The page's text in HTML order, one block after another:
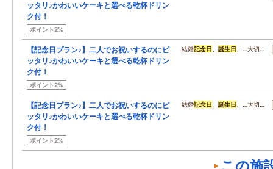
ッタリ♪かわいいケーキと選べる乾杯ドリン
ク付！
ポイント2%
【記念日プラン♪】二人でお祝いするのにピ
ッタリ♪かわいいケーキと選べる乾杯ドリン
ク付！
ポイント2%
結婚記念日 誕生日 、…大切…
【記念日プラン♪】二人でお祝いするのにピ
ッタリ♪かわいいケーキと選べる乾杯ドリン
ク付！
ポイント2%
結婚記念日 誕生日 、…大切…